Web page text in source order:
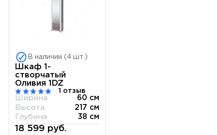
В наличии (4 шт.)
Шкаф 1-
створчатый
Оливия 1DZ
1 отзыв
Ширина
60 см
Высота
217 см
Глубина
38 см
18 599 руб.